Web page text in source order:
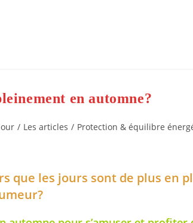
en automne?
/ Les articles / Protection & équilibre
que les jours sont de plus en